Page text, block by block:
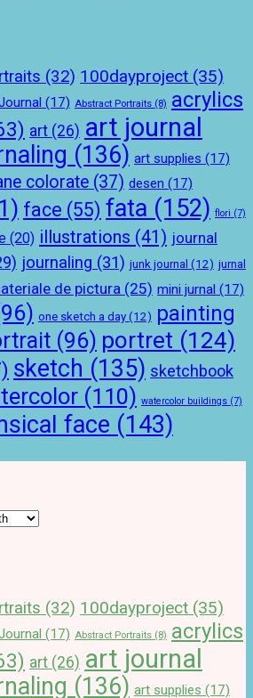
(32) 100dayproject (35)
(17) Abstract Portraits (8) acrylics
art (26) art journal
(136) art supplies (17)
colorate (37) desen (17)
face (55) fata (152) flori (7)
(20) illustrations (41) journal
journaling (31) junk journal (12) jurnal
de pictura (25) mini jurnal (17)
one sketch a day (12) painting
(96) portret (124)
sketch (135) sketchbook
(110) watercolor buildings (7)
face (143)
(32) 100dayproject (35)
(17) Abstract Portraits (8) acrylics
art (26) art journal
(136) art supplies (17)